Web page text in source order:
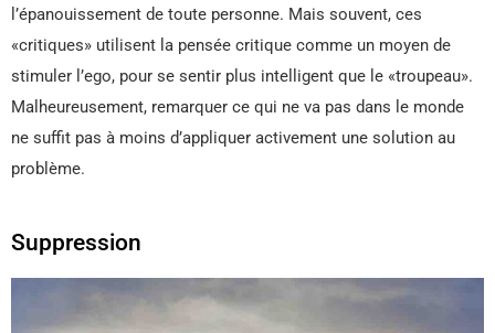
l’épanouissement de toute personne. Mais souvent, ces
«critiques» utilisent la pensée critique comme un moyen de
stimuler l’ego, pour se sentir plus intelligent que le «troupeau».
Malheureusement, remarquer ce qui ne va pas dans le monde
ne suffit pas à moins d’appliquer activement une solution au
problème.
Suppression